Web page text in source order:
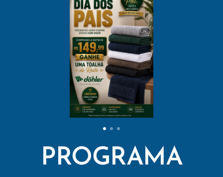
PROGRAMA